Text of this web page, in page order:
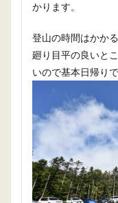
かります。
登山の時間はかか
廻り目平の良いと
いので基本日帰りで